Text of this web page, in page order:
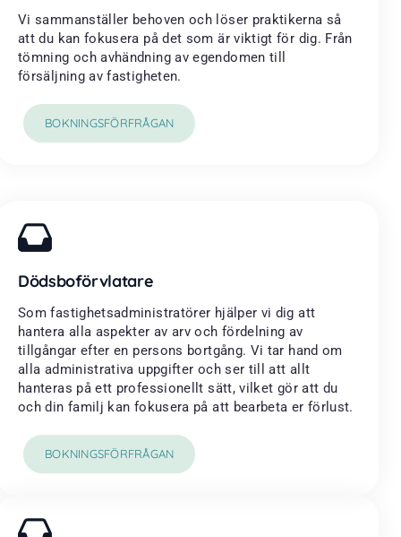
Vi sammanställer behoven och löser praktikerna så
att du kan fokusera på det som är viktigt för dig. Från
tömning och avhändning av egendomen till
försäljning av fastigheten.
BOKNINGSFÖRFRÅGAN
Dödsboförvlatare
Som fastighetsadministratörer hjälper vi dig att
hantera alla aspekter av arv och fördelning av
tillgångar efter en persons bortgång. Vi tar hand om
alla administrativa uppgifter och ser till att allt
hanteras på ett professionellt sätt, vilket gör att du
och din familj kan fokusera på att bearbeta er förlust.
BOKNINGSFÖRFRÅGAN